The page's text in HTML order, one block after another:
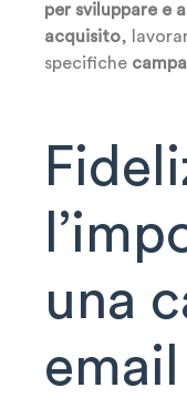
per sviluppare e
acquisito,
specifiche
una